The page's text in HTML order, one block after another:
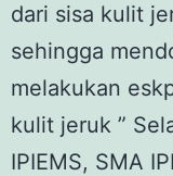
dari sisa kulit
sehingga
melakukan
kulit jeruk ”
IPIEMS, SMA